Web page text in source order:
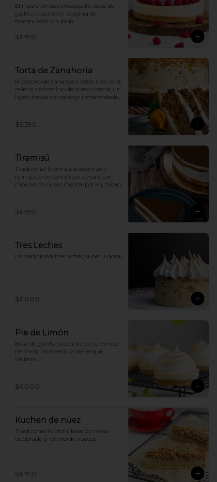
El más cremoso cheesecake, base de
galleta crocante y topping de
frambuesas o nutella.
$6.590
Torta de Zanahoria
Bizcocho de zanahoria estilo new york
relleno de frosting de queso crema, un
ligero toque de naranja y mermelada
$6.590
Tiramisú
Tradicional tiramisú, bizcochuelo
remojado en café y licor de café con
mousse de queso mascarpone y cacao.
$6.590
Tres Leches
La tradicional tres leches, super jugosa¡
$6.000
Pie de Limón
Base de galleta crocante con cremoso
de limón horneado y merengue
italiano.
$6.000
Kuchen de nuez
Tradicional kuchen, base de masa
quebrada y relleno de nueces.
$6.590